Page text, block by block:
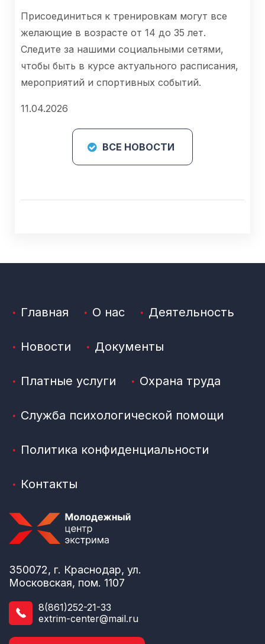
Присоединиться к тренировкам могут все
желающие в возрасте от 14 до 35 лет.
Следите за нашими социальными сетями,
чтобы быть в курсе актуального расписания,
мероприятий и спортивных событий.
11.04.2026
ВСЕ НОВОСТИ
350072, г. Краснодар, ул.
Московская, пом. 1107
8(861)252-21-33
extrim-center@mail.ru
Главная О нас Деятельность
Новости Документы
Платные услуги Охрана труда
Служба психологической помощи
Политика конфиденциальности
Контакты